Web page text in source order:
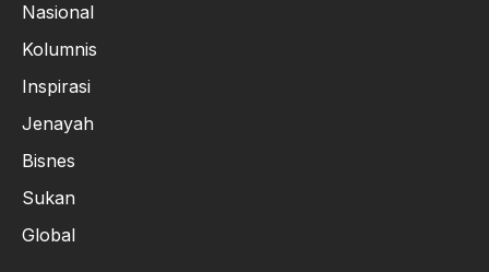
Nasional
Kolumnis
Inspirasi
Jenayah
Bisnes
Sukan
Global